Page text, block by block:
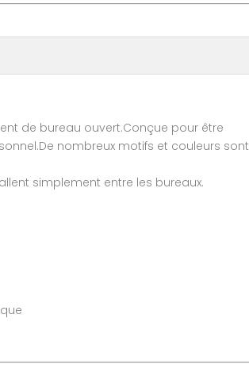
de bureau ouvert.Conçue pour être
nombreux motifs et couleurs sont
simplement entre les bureaux.